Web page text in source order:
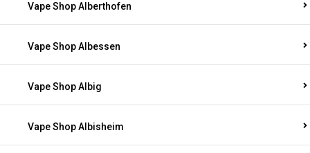
Vape Shop Alberthofen
Vape Shop Albessen
Vape Shop Albig
Vape Shop Albisheim